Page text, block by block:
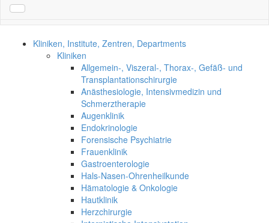
Kliniken, Institute, Zentren, Departments
Kliniken
Allgemein-, Viszeral-, Thorax-, Gefäß- und
Transplantationschirurgie
Anästhesiologie, Intensivmedizin und
Schmerztherapie
Augenklinik
Endokrinologie
Forensische Psychiatrie
Frauenklinik
Gastroenterologie
Hals-Nasen-Ohrenheilkunde
Hämatologie & Onkologie
Hautklinik
Herzchirurgie